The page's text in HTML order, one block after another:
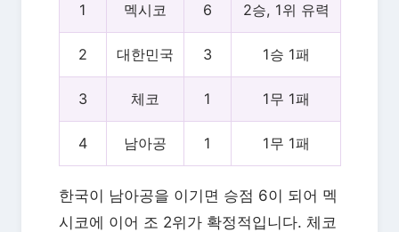
1 멕시코 6 2승, 1위 유력
2 대한민국 3 1승 1패
3 체코 1 1무 1패
4 남아공 1 1무 1패
한국이 남아공을 이기면 승점 6이 되어 멕
시코에 이어 조 2위가 확정적입니다. 체코